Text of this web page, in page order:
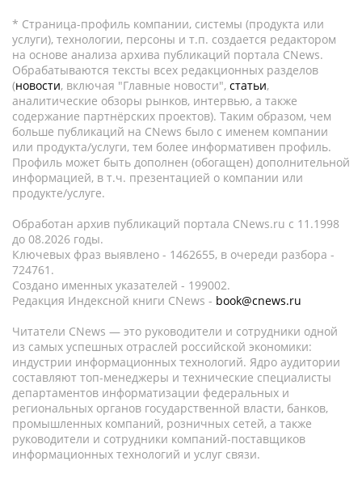
* Страница-профиль компании, системы (продукта или
услуги), технологии, персоны и т.п. создается редактором
на основе анализа архива публикаций портала CNews.
Обрабатываются тексты всех редакционных разделов
(новости, включая "Главные новости", статьи,
аналитические обзоры рынков, интервью, а также
содержание партнёрских проектов). Таким образом, чем
больше публикаций на CNews было с именем компании
или продукта/услуги, тем более информативен профиль.
Профиль может быть дополнен (обогащен) дополнительной
информацией, в т.ч. презентацией о компании или
продукте/услуге.
Обработан архив публикаций портала CNews.ru c 11.1998
до 08.2026 годы.
Ключевых фраз выявлено - 1462655, в очереди разбора -
724761.
Создано именных указателей - 199002.
Редакция Индексной книги CNews - book@cnews.ru
Читатели CNews — это руководители и сотрудники одной
из самых успешных отраслей российской экономики:
индустрии информационных технологий. Ядро аудитории
составляют топ-менеджеры и технические специалисты
департаментов информатизации федеральных и
региональных органов государственной власти, банков,
промышленных компаний, розничных сетей, а также
руководители и сотрудники компаний-поставщиков
информационных технологий и услуг связи.